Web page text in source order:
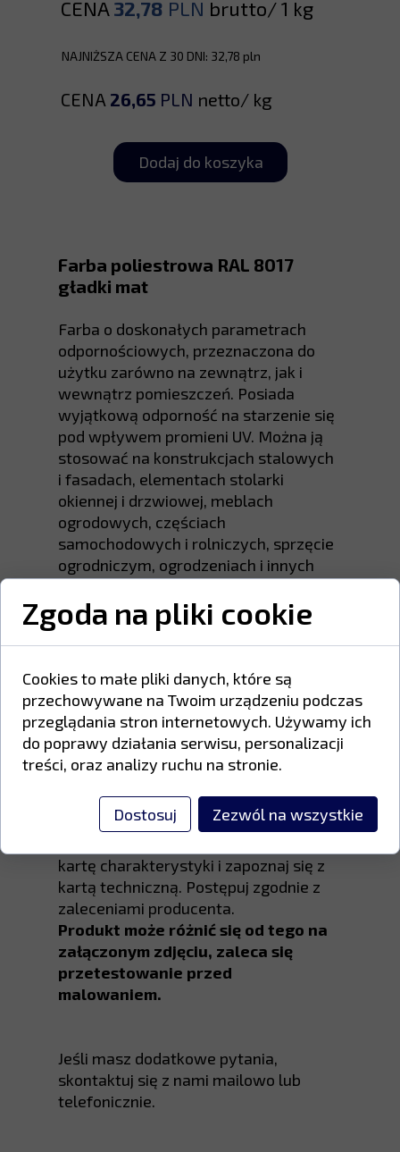
Dodaj do koszyka
CENA 32,78 PLN brutto/ 1 kg
CENA 26,65 PLN netto/ kg
NAJNIŻSZA CENA Z 30 DNI: 32,78 pln
Farba poliestrowa RAL 8017
gładki mat
Farba o doskonałych parametrach
odpornościowych, przeznaczona do
użytku zarówno na zewnątrz, jak i
wewnątrz pomieszczeń. Posiada
wyjątkową odporność na starzenie się
pod wpływem promieni UV. Można ją
stosować na konstrukcjach stalowych
i fasadach, elementach stolarki
okiennej i drzwiowej, meblach
ogrodowych, częściach
samochodowych i rolniczych, sprzęcie
ogrodniczym, ogrodzeniach i innych
Farby poliestrowe zawierają żywice
poliestrowe kwasu karboksylowego,
utwardzacze inne niż TGIC oraz
wysokiej jakości pigmenty odporne na
promieniowanie UV i warunki
atmosferyczne.
Proszek należy przechowywać w
suchym, przewiewnym miejscu, w
temperaturze od 5°C do 25°C.
kartę charakterystyki i zapoznaj się z
kartą techniczną. Postępuj zgodnie z
zaleceniami producenta.
Produkt może różnić się od tego na
załączonym zdjęciu, zaleca się
przetestowanie przed
malowaniem.
Jeśli masz dodatkowe pytania,
skontaktuj się z nami mailowo lub
telefonicznie.
Zgoda na pliki cookie
Cookies to małe pliki danych, które są
przechowywane na Twoim urządzeniu podczas
przeglądania stron internetowych. Używamy ich
do poprawy działania serwisu, personalizacji
treści, oraz analizy ruchu na stronie.
Dostosuj Zezwól na wszystkie